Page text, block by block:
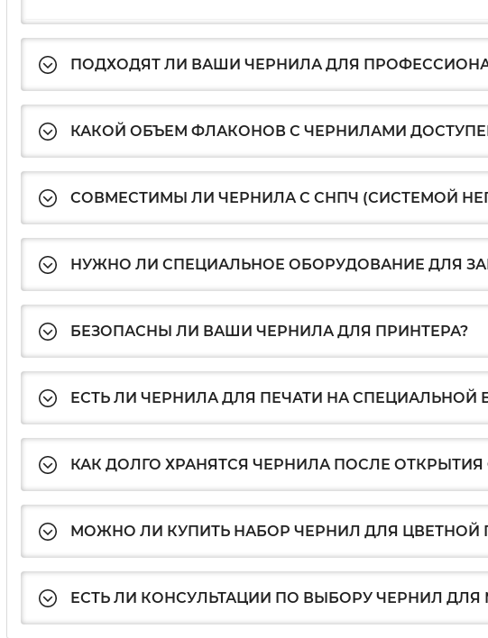
ПОДХОДЯТ ЛИ ВАШИ ЧЕРНИЛА ДЛЯ
КАКОЙ ОБЪЕМ ФЛАКОНОВ С ЧЕРНИЛАМИ
СОВМЕСТИМЫ ЛИ ЧЕРНИЛА С СНПЧ (СИСТЕМОЙ
НУЖНО ЛИ СПЕЦИАЛЬНОЕ ОБОРУДОВАНИЕ ДЛЯ
БЕЗОПАСНЫ ЛИ ВАШИ ЧЕРНИЛА ДЛЯ ПРИНТЕРА?
ЕСТЬ ЛИ ЧЕРНИЛА ДЛЯ ПЕЧАТИ НА СПЕЦИАЛЬНОЙ
КАК ДОЛГО ХРАНЯТСЯ ЧЕРНИЛА ПОСЛЕ
МОЖНО ЛИ КУПИТЬ НАБОР ЧЕРНИЛ ДЛЯ ЦВЕТНОЙ
ЕСТЬ ЛИ КОНСУЛЬТАЦИИ ПО ВЫБОРУ ЧЕРНИЛ ДЛЯ